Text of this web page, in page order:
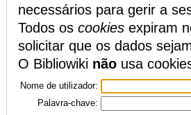
necessários para gerir a
Todos os cookiesexpiram
solicitar que os dados
O Bibliowiki nãousa
Nome de utilizador:
Palavra-chave: